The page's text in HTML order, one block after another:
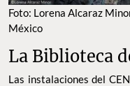
Foto: Lorena Alcaraz
México
La Biblioteca
Las instalaciones del